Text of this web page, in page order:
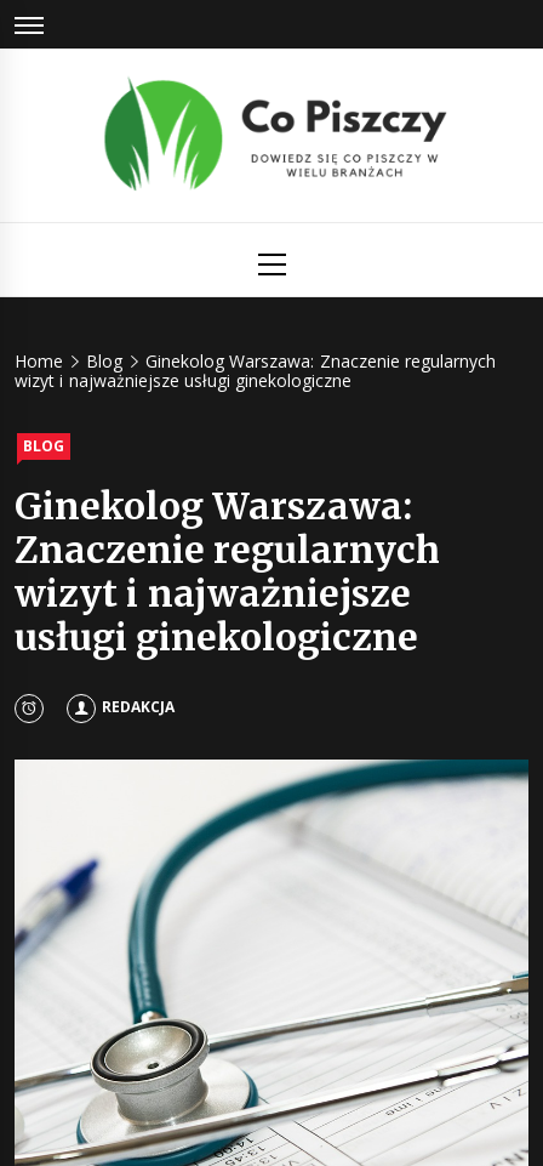
Skip
to
Menu
Home Blog
Ginekolog Warszawa: Znaczenie regularnych
wizyt i najważniejsze usługi ginekologiczne
BLOG
Ginekolog Warszawa:
Znaczenie regularnych
wizyt i najważniejsze
usługi ginekologiczne
REDAKCJA